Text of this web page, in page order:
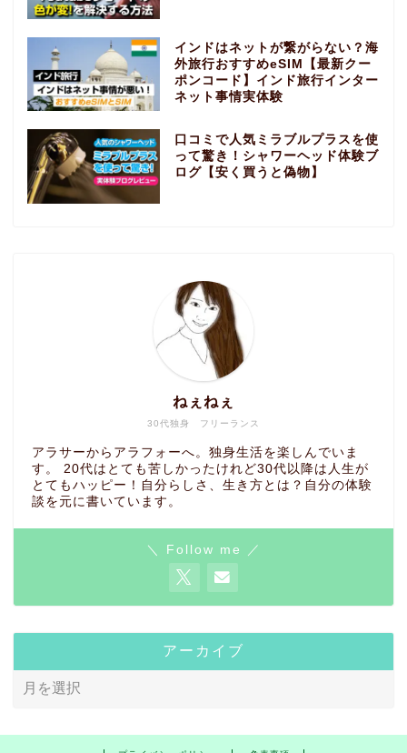
インドはネットが繋がらない？海
外旅行おすすめeSIM【最新クー
ポンコード】インド旅行インター
ネット事情実体験
口コミで人気ミラブルプラスを使
って驚き！シャワーヘッド体験ブ
ログ【安く買うと偽物】
30代独身 フリーランス
ねぇねぇ
アラサーからアラフォーへ。独身生活を楽しんでいま
す。 20代はとても苦しかったけれど30代以降は人生が
とてもハッピー！自分らしさ、生き方とは？自分の体験
談を元に書いています。
＼ Follow me ／
アーカイブ